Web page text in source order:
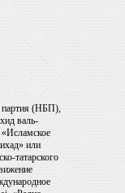
партия (НБП),
валь-
или
татарского